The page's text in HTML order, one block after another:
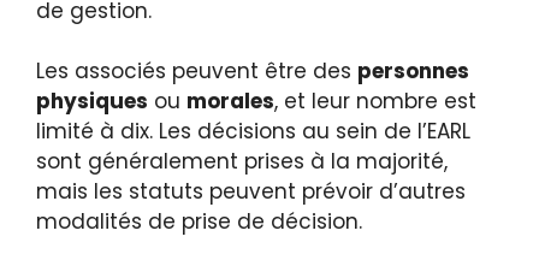
de gestion.
Les associés peuvent être des personnes
physiques ou morales, et leur nombre est
limité à dix. Les décisions au sein de l’EARL
sont généralement prises à la majorité,
mais les statuts peuvent prévoir d’autres
modalités de prise de décision.